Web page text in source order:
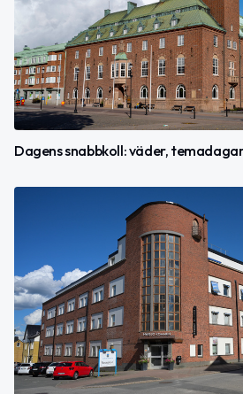
Dagens snabbkoll: väder,